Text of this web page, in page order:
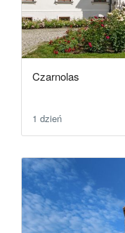
Czarnolas
1 dzień